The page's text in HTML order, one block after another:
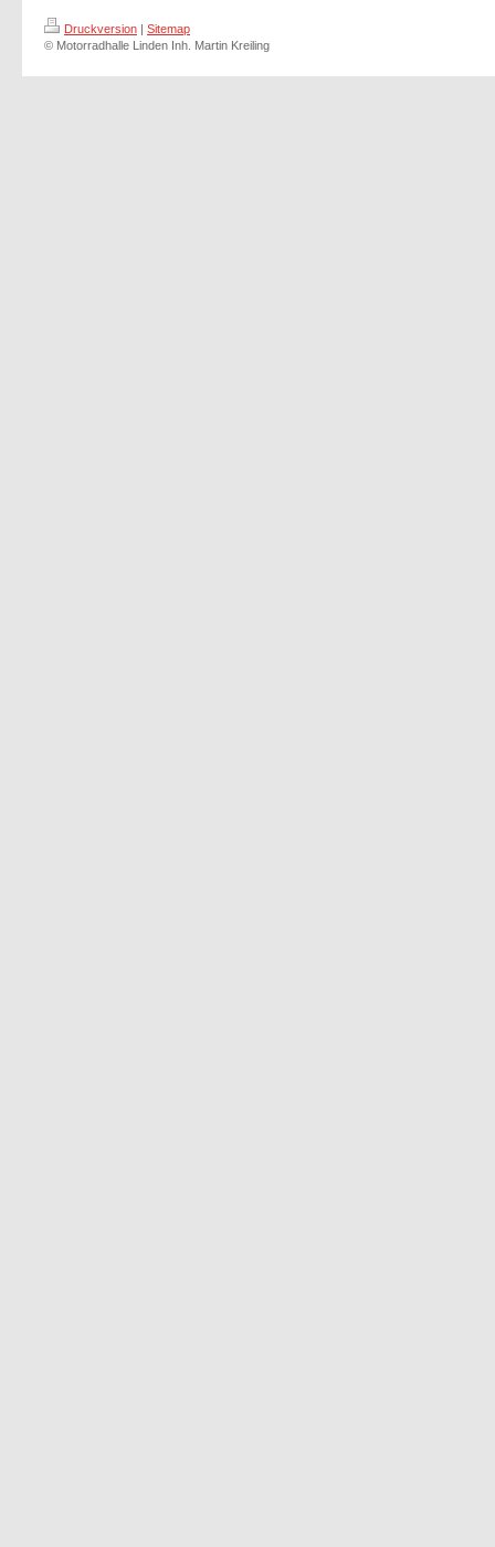
Druckversion | Sitemap
© Motorradhalle Linden Inh. Martin Kreiling